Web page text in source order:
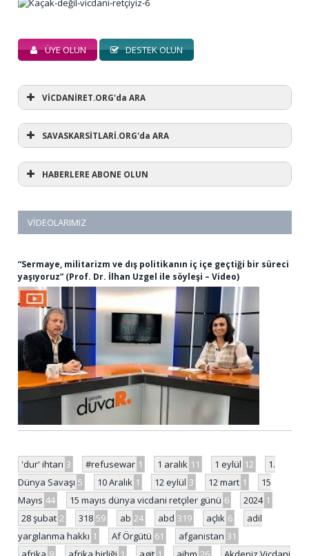
ÜYE OLUN DESTEK OLUN
VİCDANİRET.ORG'da ARA
SAVASKARSİTLARİ.ORG'da ARA
HABERLERE ABONE OLUN
VIDEOLARIMIZ
“Sermaye, militarizm ve dış politikanın iç içe geçtiği bir süreci
yaşıyoruz” (Prof. Dr. İlhan Uzgel ile söyleşi – Video)
'dur' ihtarı 3 #refusewar 1 1 aralık 11 1 eylül 12
1.
Dünya Savaşı 5 10 Aralık 1 12 eylül 3 12 mart 1
15
Mayıs 44 15 mayıs dünya vicdani retçiler günü 6 2024 1
28 şubat 2 318 59 ab 24 abd 319 açlık 6
adil
yargılanma hakkı 1 Af Örgütü 61 afganistan 31